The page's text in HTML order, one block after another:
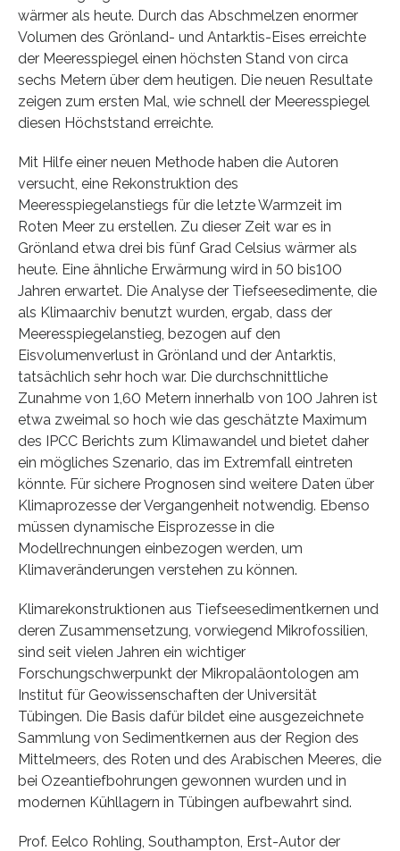
wärmer als heute. Durch das Abschmelzen enormer
Volumen des Grönland- und Antarktis-Eises erreichte
der Meeresspiegel einen höchsten Stand von circa
sechs Metern über dem heutigen. Die neuen Resultate
zeigen zum ersten Mal, wie schnell der Meeresspiegel
diesen Höchststand erreichte.
Mit Hilfe einer neuen Methode haben die Autoren
versucht, eine Rekonstruktion des
Meeresspiegelanstiegs für die letzte Warmzeit im
Roten Meer zu erstellen. Zu dieser Zeit war es in
Grönland etwa drei bis fünf Grad Celsius wärmer als
heute. Eine ähnliche Erwärmung wird in 50 bis100
Jahren erwartet. Die Analyse der Tiefseesedimente, die
als Klimaarchiv benutzt wurden, ergab, dass der
Meeresspiegelanstieg, bezogen auf den
Eisvolumenverlust in Grönland und der Antarktis,
tatsächlich sehr hoch war. Die durchschnittliche
Zunahme von 1,60 Metern innerhalb von 100 Jahren ist
etwa zweimal so hoch wie das geschätzte Maximum
des IPCC Berichts zum Klimawandel und bietet daher
ein mögliches Szenario, das im Extremfall eintreten
könnte. Für sichere Prognosen sind weitere Daten über
Klimaprozesse der Vergangenheit notwendig. Ebenso
müssen dynamische Eisprozesse in die
Modellrechnungen einbezogen werden, um
Klimaveränderungen verstehen zu können.
Klimarekonstruktionen aus Tiefseesedimentkernen und
deren Zusammensetzung, vorwiegend Mikrofossilien,
sind seit vielen Jahren ein wichtiger
Forschungschwerpunkt der Mikropaläontologen am
Institut für Geowissenschaften der Universität
Tübingen. Die Basis dafür bildet eine ausgezeichnete
Sammlung von Sedimentkernen aus der Region des
Mittelmeers, des Roten und des Arabischen Meeres, die
bei Ozeantiefbohrungen gewonnen wurden und in
modernen Kühllagern in Tübingen aufbewahrt sind.
Prof. Eelco Rohling, Southampton, Erst-Autor der